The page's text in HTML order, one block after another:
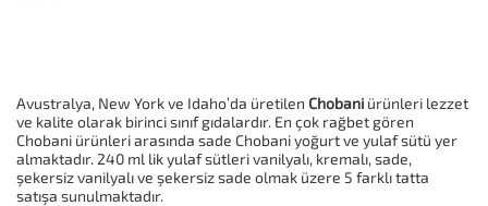
Avustralya, New York ve Idaho’da üretilen Chobani ürünleri lezzet
ve kalite olarak birinci sınıf gıdalardır. En çok rağbet gören
Chobani ürünleri arasında sade Chobani yoğurt ve yulaf sütü yer
almaktadır. 240 ml lik yulaf sütleri vanilyalı, kremalı, sade,
şekersiz vanilyalı ve şekersiz sade olmak üzere 5 farklı tatta
satışa sunulmaktadır.